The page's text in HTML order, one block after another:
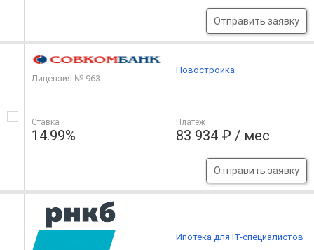
Отправить заявку
Лицензия № 963
Ставка
14.99%
Платеж
83 934 ₽ / мес
Отправить заявку
Новостройка
Ипотека для IT-специалистов